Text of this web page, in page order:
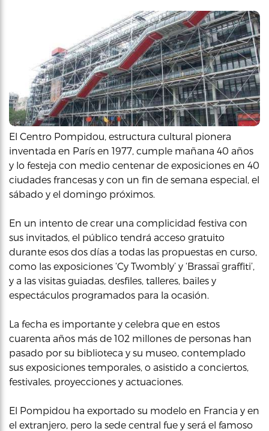
El Centro Pompidou, estructura cultural pionera
inventada en París en 1977, cumple mañana 40 años
y lo festeja con medio centenar de exposiciones en 40
ciudades francesas y con un fin de semana especial, el
sábado y el domingo próximos.
En un intento de crear una complicidad festiva con
sus invitados, el público tendrá acceso gratuito
durante esos dos días a todas las propuestas en curso,
como las exposiciones ‘Cy Twombly’ y ‘Brassaï graffiti’,
y a las visitas guiadas, desfiles, talleres, bailes y
espectáculos programados para la ocasión.
La fecha es importante y celebra que en estos
cuarenta años más de 102 millones de personas han
pasado por su biblioteca y su museo, contemplado
sus exposiciones temporales, o asistido a conciertos,
festivales, proyecciones y actuaciones.
El Pompidou ha exportado su modelo en Francia y en
el extranjero, pero la sede central fue y será el famoso